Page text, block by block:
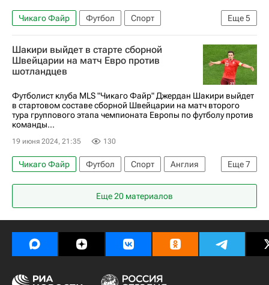
Еще5
Чикаго Файр Футбол
Спорт
Швейцария
Германия
Джердан Шакири
Швейцария
Евро-2024
Шакири выйдет в старте сборной
Швейцарии на матч Евро против
шотландцев
Футболист клуба MLS "Чикаго Файр" Джердан Шакири выйдет
в стартовом составе сборной Швейцарии на матч второго
тура группового этапа чемпионата Европы по футболу против
команды...
19 июня 2024, 21:35 130
Еще7
Чикаго Файр Футбол Спорт
Англия
Швейцария
Джердан Шакири
Мануэль Аканджи
Болонья
Селтик
Евро-2024
Еще 20 материалов